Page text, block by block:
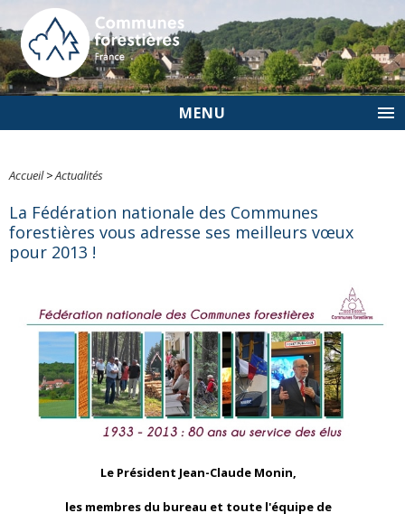
MENU
Accueil>Actualités
La Fédération nationale des Communes
forestières vous adresse ses meilleurs vœux
pour 2013 !
Le Président Jean-Claude Monin,
les membres du bureau et toute l'équipe de